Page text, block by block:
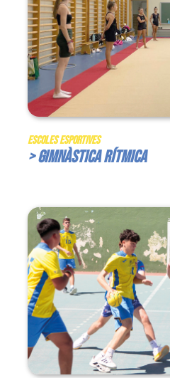
Escoles Esportives
> Gimnàstica Rítmica